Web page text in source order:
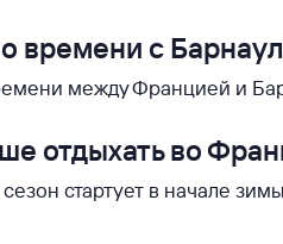
времени с
между Францией и
отдыхать во
стартует в начале